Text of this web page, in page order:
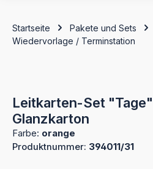
Startseite
Pakete und Sets
Wiedervorlage / Terminstation
Leitkarten-Set "Tage"
Glanzkarton
Farbe: orange
Produktnummer: 394011/31